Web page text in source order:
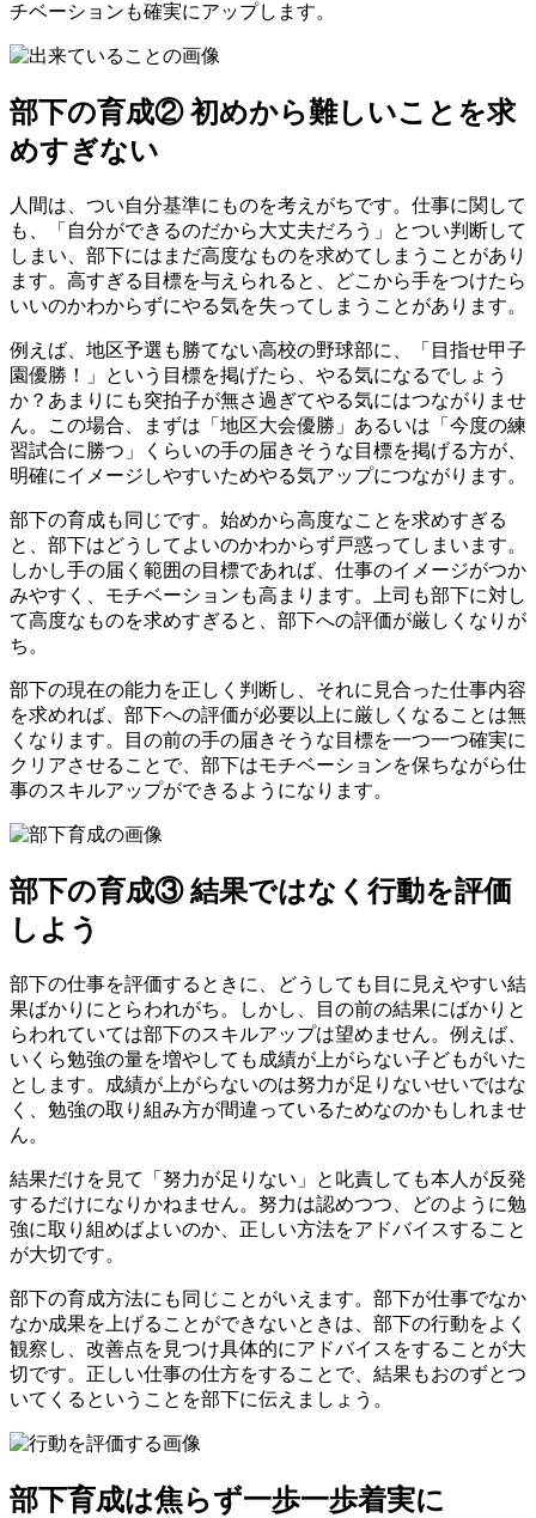
チベーションも確実にアップします。
部下の育成② 初めから難しいことを求
めすぎない
人間は、つい自分基準にものを考えがちです。仕事に関して
も、「自分ができるのだから大丈夫だろう」とつい判断して
しまい、部下にはまだ高度なものを求めてしまうことがあり
ます。高すぎる目標を与えられると、どこから手をつけたら
いいのかわからずにやる気を失ってしまうことがあります。
例えば、地区予選も勝てない高校の野球部に、「目指せ甲子
園優勝！」という目標を掲げたら、やる気になるでしょう
か？あまりにも突拍子が無さ過ぎてやる気にはつながりませ
ん。この場合、まずは「地区大会優勝」あるいは「今度の練
習試合に勝つ」くらいの手の届きそうな目標を掲げる方が、
明確にイメージしやすいためやる気アップにつながります。
部下の育成も同じです。始めから高度なことを求めすぎる
と、部下はどうしてよいのかわからず戸惑ってしまいます。
しかし手の届く範囲の目標であれば、仕事のイメージがつか
みやすく、モチベーションも高まります。上司も部下に対し
て高度なものを求めすぎると、部下への評価が厳しくなりが
ち。
部下の現在の能力を正しく判断し、それに見合った仕事内容
を求めれば、部下への評価が必要以上に厳しくなることは無
くなります。目の前の手の届きそうな目標を一つ一つ確実に
クリアさせることで、部下はモチベーションを保ちながら仕
事のスキルアップができるようになります。
部下の育成③ 結果ではなく行動を評価
しよう
部下の仕事を評価するときに、どうしても目に見えやすい結
果ばかりにとらわれがち。しかし、目の前の結果にばかりと
らわれていては部下のスキルアップは望めません。例えば、
いくら勉強の量を増やしても成績が上がらない子どもがいた
とします。成績が上がらないのは努力が足りないせいではな
く、勉強の取り組み方が間違っているためなのかもしれませ
ん。
結果だけを見て「努力が足りない」と叱責しても本人が反発
するだけになりかねません。努力は認めつつ、どのように勉
強に取り組めばよいのか、正しい方法をアドバイスすること
が大切です。
部下の育成方法にも同じことがいえます。部下が仕事でなか
なか成果を上げることができないときは、部下の行動をよく
観察し、改善点を見つけ具体的にアドバイスをすることが大
切です。正しい仕事の仕方をすることで、結果もおのずとつ
いてくるということを部下に伝えましょう。
部下育成は焦らず一歩一歩着実に